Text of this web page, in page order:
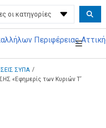
ΣΥΠΑ /
«Εφημερίς των Κυριών Τ’